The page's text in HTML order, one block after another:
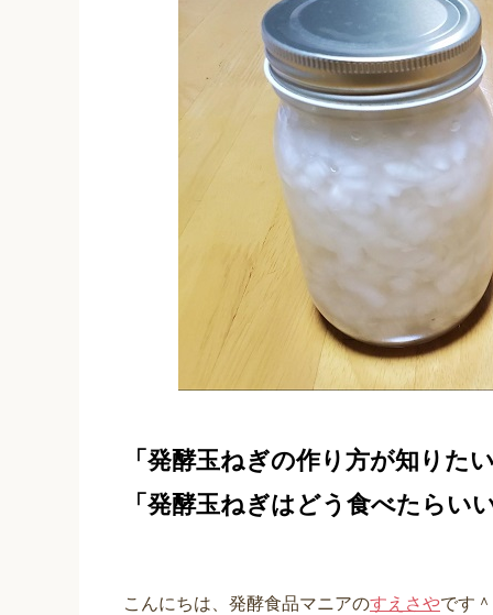
「発酵玉ねぎの作り方が知りた
「発酵玉ねぎはどう食べたらい
こんにちは、発酵食品マニアのすえさやです